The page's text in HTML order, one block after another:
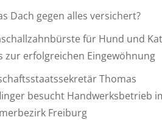
Dach gegen alles versichert?
für Hund und
zur erfolgreichen Eingewöhnung
Thomas
besucht Handwerksbetrieb
Freiburg